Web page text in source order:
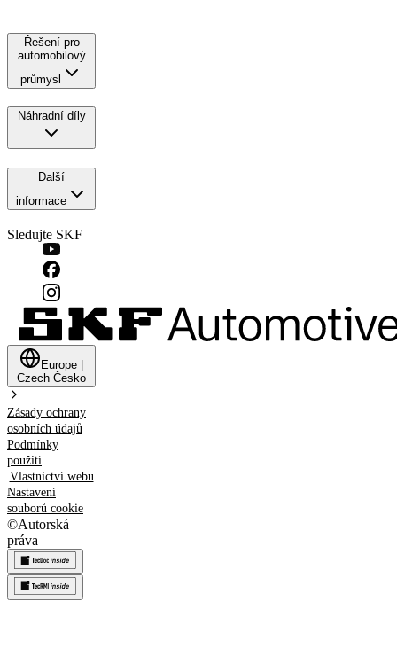
Řešení pro
automobilový
průmysl
Náhradní díly
Další
informace
Sledujte SKF
Europe
Czech Česko
Zásady ochrany
osobních údajů
Podmínky
použití
Vlastnictví webu
Nastavení
souborů cookie
©Autorská
práva